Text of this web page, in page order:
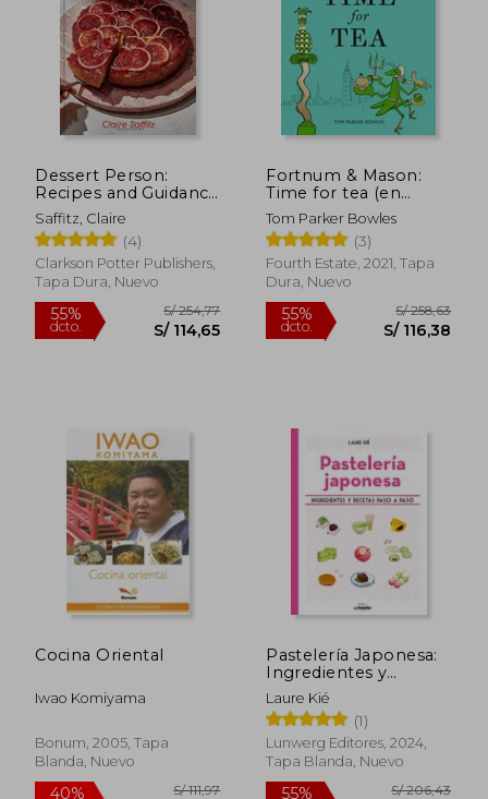
S/ 143,64 20%
Rápido
Dessert Person:
Recipes and Guidance
for Baking With
Confidence (en
Inglés)
Saffitz, Claire
(4)
Clarkson Potter Publishers,
Tapa Dura, Nuevo
Fortnum & Mason:
Time for tea (en
Inglés)
Tom Parker Bowles
(3)
Fourth Estate, 2021, Tapa
Dura, Nuevo
Cocina Oriental
Iwao Komiyama
Bonum, 2005, Tapa
Blanda, Nuevo
Pastelería Japonesa:
Ingredientes y
Recetas Paso a Paso
Laure Kié
(1)
Lunwerg Editores, 2024,
Tapa Blanda, Nuevo